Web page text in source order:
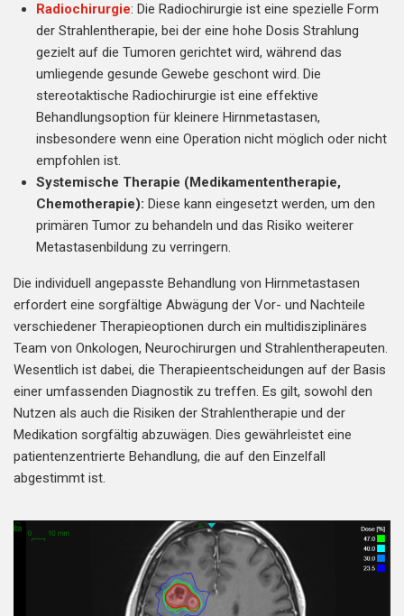
Radiochirurgie: Die Radiochirurgie ist eine spezielle Form
der Strahlentherapie, bei der eine hohe Dosis Strahlung
gezielt auf die Tumoren gerichtet wird, während das
umliegende gesunde Gewebe geschont wird. Die
stereotaktische Radiochirurgie ist eine effektive
Behandlungsoption für kleinere Hirnmetastasen,
insbesondere wenn eine Operation nicht möglich oder nicht
empfohlen ist.
Systemische Therapie (Medikamententherapie,
Chemotherapie): Diese kann eingesetzt werden, um den
primären Tumor zu behandeln und das Risiko weiterer
Metastasenbildung zu verringern.
Die individuell angepasste Behandlung von Hirnmetastasen
erfordert eine sorgfältige Abwägung der Vor- und Nachteile
verschiedener Therapieoptionen durch ein multidisziplinäres
Team von Onkologen, Neurochirurgen und Strahlentherapeuten.
Wesentlich ist dabei, die Therapieentscheidungen auf der Basis
einer umfassenden Diagnostik zu treffen. Es gilt, sowohl den
Nutzen als auch die Risiken der Strahlentherapie und der
Medikation sorgfältig abzuwägen. Dies gewährleistet eine
patientenzentrierte Behandlung, die auf den Einzelfall
abgestimmt ist.